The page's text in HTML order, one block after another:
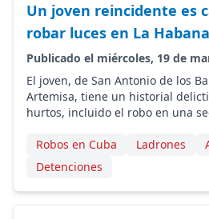
Un joven reincidente es
robar luces en La Habana
Publicado el miércoles, 19 de
El joven, de San Antonio de los
Artemisa, tiene un historial
hurtos, incluido el robo en una
Robos en Cuba Ladrones
Detenciones